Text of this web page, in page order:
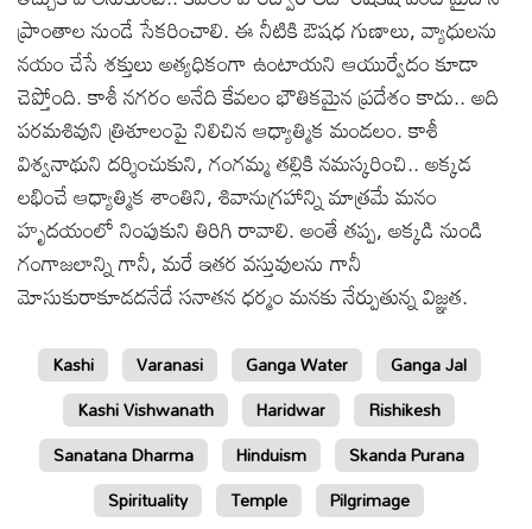
ప్రాంతాల నుండే సేకరించాలి. ఈ నీటికి ఔషధ గుణాలు, వ్యాధులను
నయం చేసే శక్తులు అత్యధికంగా ఉంటాయని ఆయుర్వేదం కూడా
చెప్తోంది. కాశీ నగరం అనేది కేవలం భౌతికమైన ప్రదేశం కాదు.. అది
పరమశివుని త్రిశూలంపై నిలిచిన ఆధ్యాత్మిక మండలం. కాశీ
విశ్వనాథుని దర్శించుకుని, గంగమ్మ తల్లికి నమస్కరించి.. అక్కడ
లభించే ఆధ్యాత్మిక శాంతిని, శివానుగ్రహాన్ని మాత్రమే మనం
హృదయంలో నింపుకుని తిరిగి రావాలి. అంతే తప్ప, అక్కడి నుండి
గంగాజలాన్ని గానీ, మరే ఇతర వస్తువులను గానీ
మోసుకురాకూడదనేదే సనాతన ధర్మం మనకు నేర్పుతున్న విజ్ఞత.
Kashi Varanasi Ganga Water
Ganga Jal
Kashi Vishwanath
Haridwar
Rishikesh
Sanatana Dharma
Hinduism
Skanda Purana
Spirituality
Temple Pilgrimage